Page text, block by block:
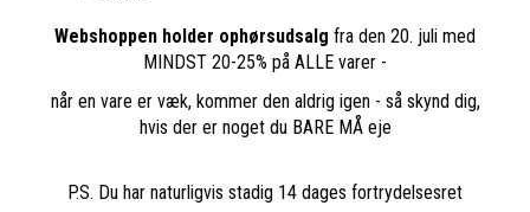
Webshoppen holder ophørsudsalg fra den 20. juli med
MINDST 20-25% på ALLE varer -
når en vare er væk, kommer den aldrig igen - så skynd dig,
hvis der er noget du BARE MÅ eje
P.S. Du har naturligvis stadig 14 dages fortrydelsesret